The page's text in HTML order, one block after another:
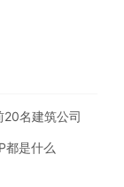
20名建筑公司
都是什么